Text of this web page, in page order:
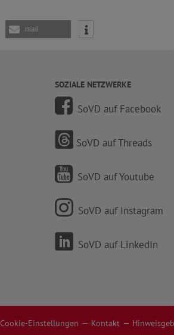
mail
SOZIALE NETZWERKE
SoVD auf Facebook
SoVD auf Threads
SoVD auf Youtube
SoVD auf Instagram
SoVD auf LinkedIn
Cookie-Einstellungen Kontakt